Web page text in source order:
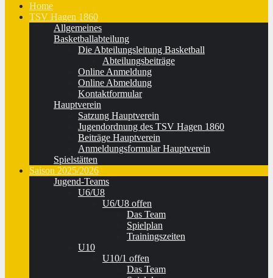
Home
TSV Hagen 1860
Allgemeines
Basketballabteilung
Die Abteilungsleitung Basketball
Abteilungsbeiträge
Online Anmeldung
Online Abmeldung
Kontaktformular
Hauptverein
Satzung Hauptverein
Jugendordnung des TSV Hagen 1860
Beiträge Hauptverein
Anmeldungsformular Hauptverein
Spielstätten
Saison 2025/2026
Jugend-Teams
U6/U8
U6/U8 offen
Das Team
Spielplan
Trainingszeiten
U10
U10/1 offen
Das Team